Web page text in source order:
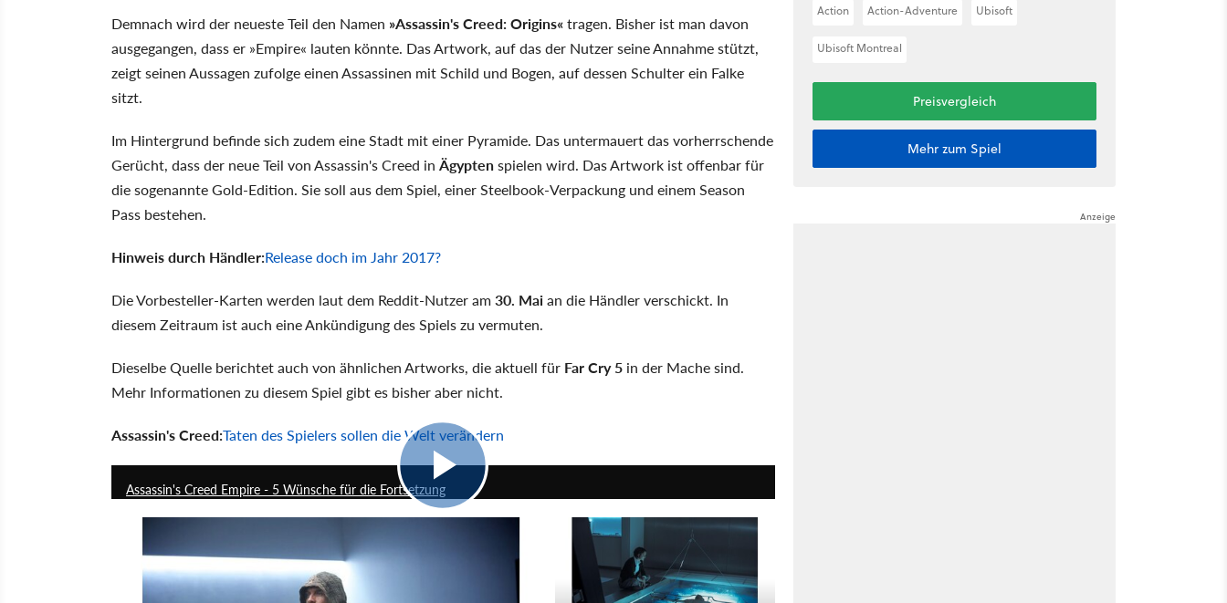
Demnach wird der neueste Teil den Namen »Assassin's Creed: Origins«tragen. Bisher ist man davon
ausgegangen, dass er »Empire« lauten könnte. Das Artwork, auf das der Nutzer seine Annahme stützt,
zeigt seinen Aussagen zufolge einen Assassinen mit Schild und Bogen, auf dessen Schulter ein Falke
sitzt.
Im Hintergrund befinde sich zudem eine Stadt mit einer Pyramide. Das untermauert das vorherrschende
Gerücht, dass der neue Teil von Assassin's Creed in Ägyptenspielen wird. Das Artwork ist offenbar für
die sogenannte Gold-Edition. Sie soll aus dem Spiel, einer Steelbook-Verpackung und einem Season
Pass bestehen.
Hinweis durch Händler:Release doch im Jahr 2017?
Die Vorbesteller-Karten werden laut dem Reddit-Nutzer am30. Maian die Händler verschickt. In
diesem Zeitraum ist auch eine Ankündigung des Spiels zu vermuten.
Dieselbe Quelle berichtet auch von ähnlichen Artworks, die aktuell für Far Cry 5 in der Mache sind.
Mehr Informationen zu diesem Spiel gibt es bisher aber nicht.
Assassin's Creed:Taten des Spielers sollen die Welt verändern
Assassin's Creed Empire - 5 Wünsche für die Fortsetzung
Action Action-Adventure Ubisoft
Ubisoft Montreal
Preisvergleich
Mehr zum Spiel